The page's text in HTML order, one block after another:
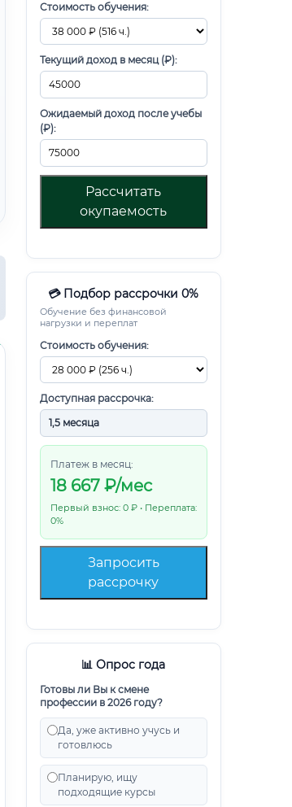
Стоимость обучения:
Текущий доход в месяц (₽):
Ожидаемый доход после учебы
(₽):
Рассчитать
окупаемость
💳 Подбор рассрочки 0%
Обучение без финансовой
нагрузки и переплат
Стоимость обучения:
Доступная рассрочка:
Платеж в месяц:
18 667₽/мес
Первый взнос: 0 ₽ • Переплата:
0%
Запросить
рассрочку
📊 Опрос года
Готовы ли Вы к смене
профессии в 2026 году?
Да, уже активно учусь и
готовлюсь
Планирую, ищу
подходящие курсы